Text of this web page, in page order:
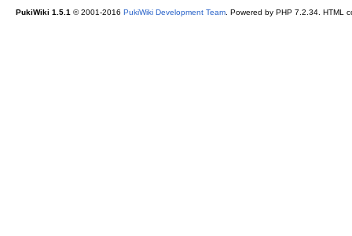
PukiWiki 1.5.1 © 2001-2016 PukiWiki Development Team. Powered by PHP 7.2.34. HTML